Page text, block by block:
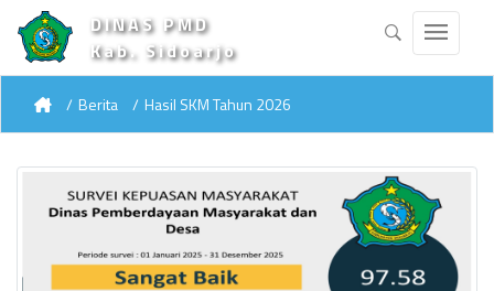
DINAS PMD
Kab. Sidoarjo
Berita Hasil SKM Tahun 2026